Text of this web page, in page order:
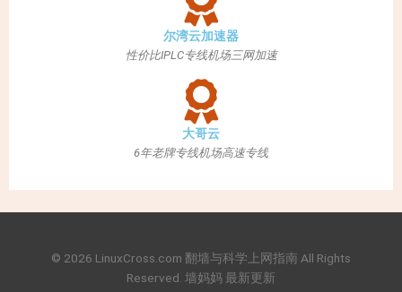
尔湾云加速器
性价比IPLC专线机场三网加速
大哥云
6年老牌专线机场高速专线
© 2026 LinuxCross.com 翻墙与科学上网指南 All Rights
Reserved. 墙妈妈 最新更新